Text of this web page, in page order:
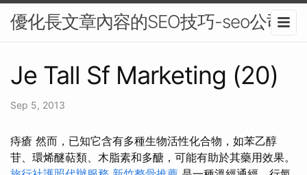
優化長文章內容的SEO技巧-seo公司
Je Tall Sf Marketing (20)
Sep 5, 2013
痔瘡 然而，已知它含有多種生物活性化合物，如苯乙醇
苷、環烯醚萜類、木脂素和多醣，可能有助於其藥用效果。